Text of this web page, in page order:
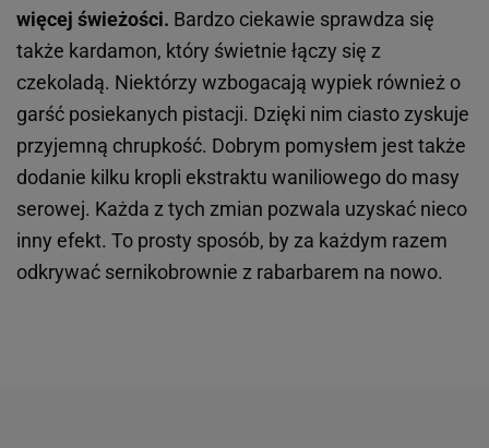
więcej świeżości. Bardzo ciekawie sprawdza się
także kardamon, który świetnie łączy się z
czekoladą. Niektórzy wzbogacają wypiek również o
garść posiekanych pistacji. Dzięki nim ciasto zyskuje
przyjemną chrupkość. Dobrym pomysłem jest także
dodanie kilku kropli ekstraktu waniliowego do masy
serowej. Każda z tych zmian pozwala uzyskać nieco
inny efekt. To prosty sposób, by za każdym razem
odkrywać sernikobrownie z rabarbarem na nowo.